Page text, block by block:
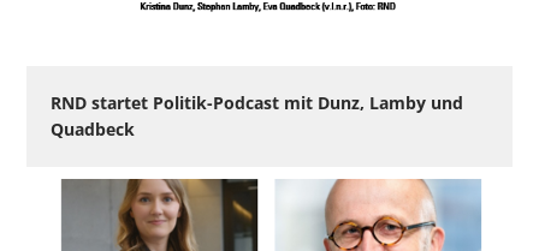
RND startet Politik-Podcast mit Dunz, Lamby und
Quadbeck